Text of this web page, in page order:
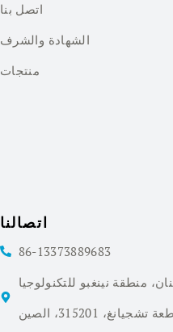
اتصل بنا
الشهادة والشرف
منتجات
اتصالنا
86-13373889683
منطقة نينغبو للتكنولوجيا
315201، الصين